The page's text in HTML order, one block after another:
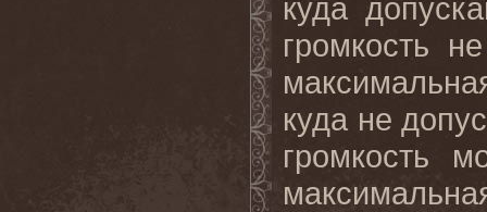
куда
громкость
куда не
громкость